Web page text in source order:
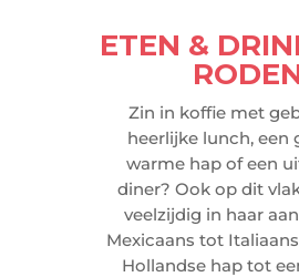
ETEN &
Zin in koffie met
heerlijke lunch, een
warme hap of een
diner? Ook op dit
veelzijdig in haar
Mexicaans tot
Hollandse hap tot